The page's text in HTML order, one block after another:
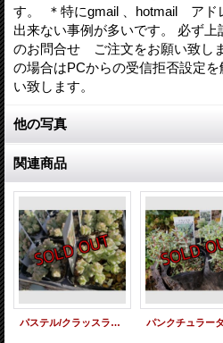
す。 ＊特にgmail 、hotmail アド
出来ない事例が多いです。 必ず
のお問合せ ご注文をお願い致し
の場合はPCからの受信拒否設定
い致します。
他の写真
関連商品
パステル/クラッスラ属（21-11）